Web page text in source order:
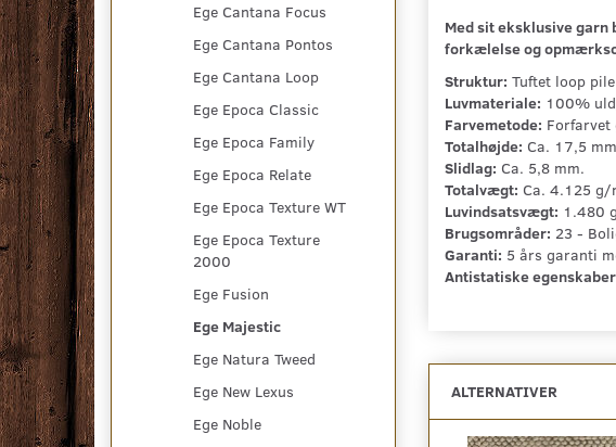
Ege Cantana Focus
Ege Cantana Pontos
Ege Cantana Loop
Ege Epoca Classic
Ege Epoca Family
Ege Epoca Relate
Ege Epoca Texture WT
Ege Epoca Texture
2000
Ege Fusion
Ege Majestic
Ege Natura Tweed
Ege New Lexus
Ege Noble
Med sit eksklusive
forkælelse og
Struktur: Tuftet loop pile
Luvmateriale: 100%
Farvemetode: Forfarvet
Totalhøjde: Ca. 17,5
Slidlag: Ca. 5,8 mm.
Totalvægt: Ca. 4.125 g/
Luvindsatsvægt: 1.480
Brugsområder: 23 -
Garanti: 5 års garanti
Antistatiske
ALTERNATIVER